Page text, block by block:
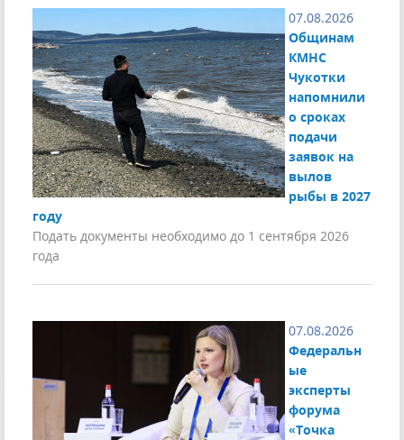
07.08.2026
Общинам
КМНС
Чукотки
напомнили
о сроках
подачи
заявок на
вылов
рыбы в 2027
году
Подать документы необходимо до 1 сентября 2026
года
07.08.2026
Федеральн
ые
эксперты
форума
«Точка